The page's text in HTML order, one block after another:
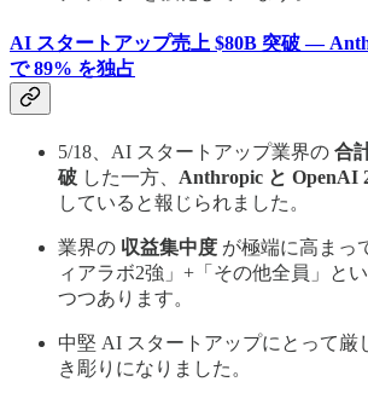
AI スタートアップ売上 $80B 突破 —
で 89% を独占
5/18、AI スタートアップ業界の 合
破 した一方、 Anthropic と OpenAI
していると報じられました。
業界の 収益集中度 が極端に高まっ
ィアラボ2強」+「その他全員」と
つつあります。
中堅 AI スタートアップにとって厳
き彫りになりました。